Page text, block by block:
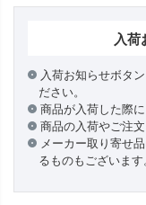
入荷
入荷お知らせボタ
ださい。
商品が入荷した際
商品の入荷やご注
メーカー取り寄せ
るものもございます